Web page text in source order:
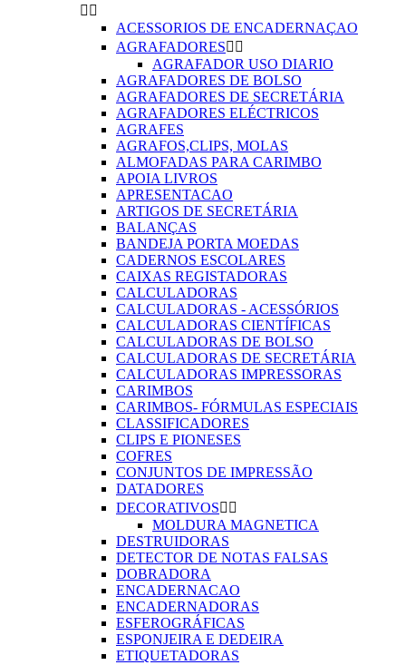
 
ACESSORIOS DE ENCADERNAÇAO
AGRAFADORES 
AGRAFADOR USO DIARIO
AGRAFADORES DE BOLSO
AGRAFADORES DE SECRETÁRIA
AGRAFADORES ELÉCTRICOS
AGRAFES
AGRAFOS,CLIPS, MOLAS
ALMOFADAS PARA CARIMBO
APOIA LIVROS
APRESENTACAO
ARTIGOS DE SECRETÁRIA
BALANÇAS
BANDEJA PORTA MOEDAS
CADERNOS ESCOLARES
CAIXAS REGISTADORAS
CALCULADORAS
CALCULADORAS - ACESSÓRIOS
CALCULADORAS CIENTÍFICAS
CALCULADORAS DE BOLSO
CALCULADORAS DE SECRETÁRIA
CALCULADORAS IMPRESSORAS
CARIMBOS
CARIMBOS- FÓRMULAS ESPECIAIS
CLASSIFICADORES
CLIPS E PIONESES
COFRES
CONJUNTOS DE IMPRESSÃO
DATADORES
DECORATIVOS 
MOLDURA MAGNETICA
DESTRUIDORAS
DETECTOR DE NOTAS FALSAS
DOBRADORA
ENCADERNACAO
ENCADERNADORAS
ESFEROGRÁFICAS
ESPONJEIRA E DEDEIRA
ETIQUETADORAS